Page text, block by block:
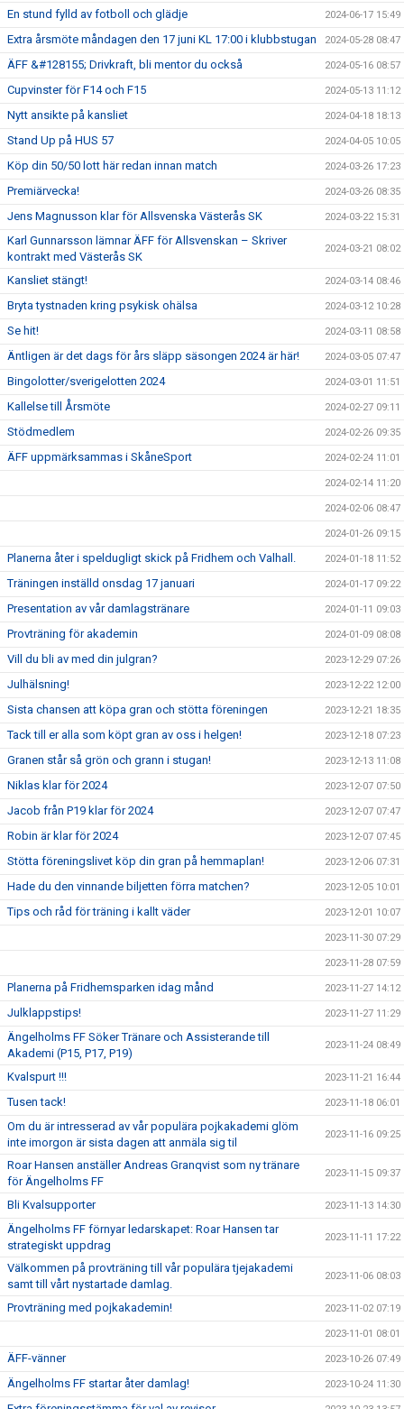
En stund fylld av fotboll och glädje 2024-06-17 15:49
Extra årsmöte måndagen den 17 juni KL 17:00 i klubbstugan 2024-05-28 08:47
ÄFF &#128155; Drivkraft, bli mentor du också 2024-05-16 08:57
Cupvinster för F14 och F15 2024-05-13 11:12
Nytt ansikte på kansliet 2024-04-18 18:13
Stand Up på HUS 57 2024-04-05 10:05
Köp din 50/50 lott här redan innan match 2024-03-26 17:23
Premiärvecka! 2024-03-26 08:35
Jens Magnusson klar för Allsvenska Västerås SK 2024-03-22 15:31
Karl Gunnarsson lämnar ÄFF för Allsvenskan – Skriver
kontrakt med Västerås SK
2024-03-21 08:02
Kansliet stängt! 2024-03-14 08:46
Bryta tystnaden kring psykisk ohälsa 2024-03-12 10:28
Se hit! 2024-03-11 08:58
Äntligen är det dags för års släpp säsongen 2024 är här! 2024-03-05 07:47
Bingolotter/sverigelotten 2024 2024-03-01 11:51
Kallelse till Årsmöte 2024-02-27 09:11
Stödmedlem 2024-02-26 09:35
ÄFF uppmärksammas i SkåneSport 2024-02-24 11:01
2024-02-14 11:20
2024-02-06 08:47
2024-01-26 09:15
Planerna åter i speldugligt skick på Fridhem och Valhall. 2024-01-18 11:52
Träningen inställd onsdag 17 januari 2024-01-17 09:22
Presentation av vår damlagstränare 2024-01-11 09:03
Provträning för akademin 2024-01-09 08:08
Vill du bli av med din julgran? 2023-12-29 07:26
Julhälsning! 2023-12-22 12:00
Sista chansen att köpa gran och stötta föreningen 2023-12-21 18:35
Tack till er alla som köpt gran av oss i helgen! 2023-12-18 07:23
Granen står så grön och grann i stugan! 2023-12-13 11:08
Niklas klar för 2024 2023-12-07 07:50
Jacob från P19 klar för 2024 2023-12-07 07:47
Robin är klar för 2024 2023-12-07 07:45
Stötta föreningslivet köp din gran på hemmaplan! 2023-12-06 07:31
Hade du den vinnande biljetten förra matchen? 2023-12-05 10:01
Tips och råd för träning i kallt väder 2023-12-01 10:07
2023-11-30 07:29
2023-11-28 07:59
Planerna på Fridhemsparken idag månd 2023-11-27 14:12
Julklappstips! 2023-11-27 11:29
Ängelholms FF Söker Tränare och Assisterande till
Akademi (P15, P17, P19)
2023-11-24 08:49
Kvalspurt !!! 2023-11-21 16:44
Tusen tack! 2023-11-18 06:01
Om du är intresserad av vår populära pojkakademi glöm
inte imorgon är sista dagen att anmäla sig til
2023-11-16 09:25
Roar Hansen anställer Andreas Granqvist som ny tränare
för Ängelholms FF
2023-11-15 09:37
Bli Kvalsupporter 2023-11-13 14:30
Ängelholms FF förnyar ledarskapet: Roar Hansen tar
strategiskt uppdrag
2023-11-11 17:22
Välkommen på provträning till vår populära tjejakademi
samt till vårt nystartade damlag.
2023-11-06 08:03
Provträning med pojkakademin! 2023-11-02 07:19
2023-11-01 08:01
ÄFF-vänner 2023-10-26 07:49
Ängelholms FF startar åter damlag! 2023-10-24 11:30